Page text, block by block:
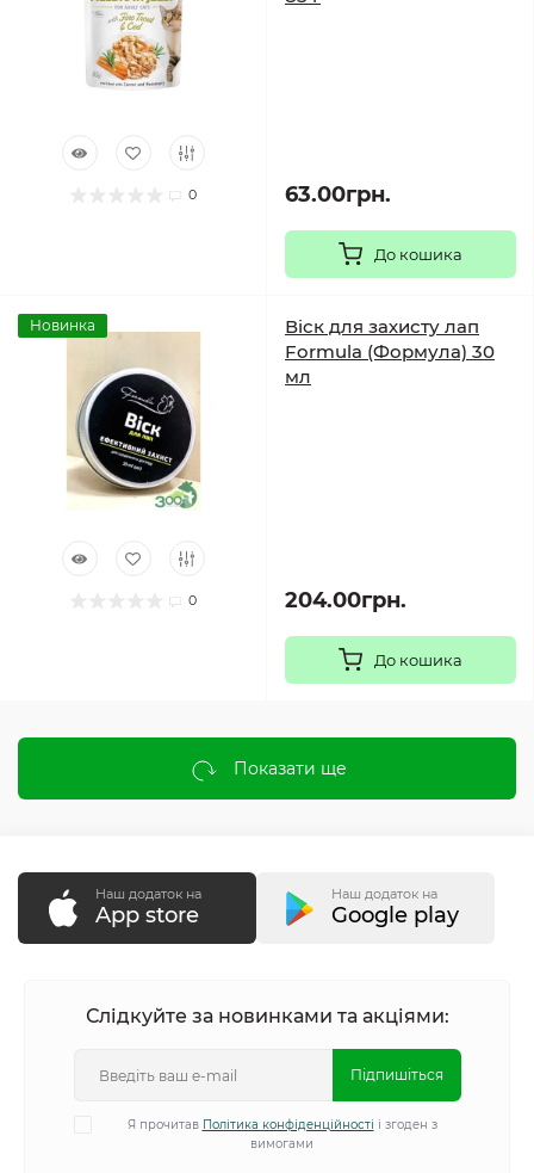
0 63.00грн.
До кошика
Новинка
0
Віск для захисту лап
Formula (Формула) 30
мл
204.00грн.
До кошика
Показати ще
Наш додаток на
App store
Наш додаток на
Google play
Слідкуйте за новинками та акціями:
Підпишіться
Я прочитав Політика конфіденційності і згоден з
вимогами